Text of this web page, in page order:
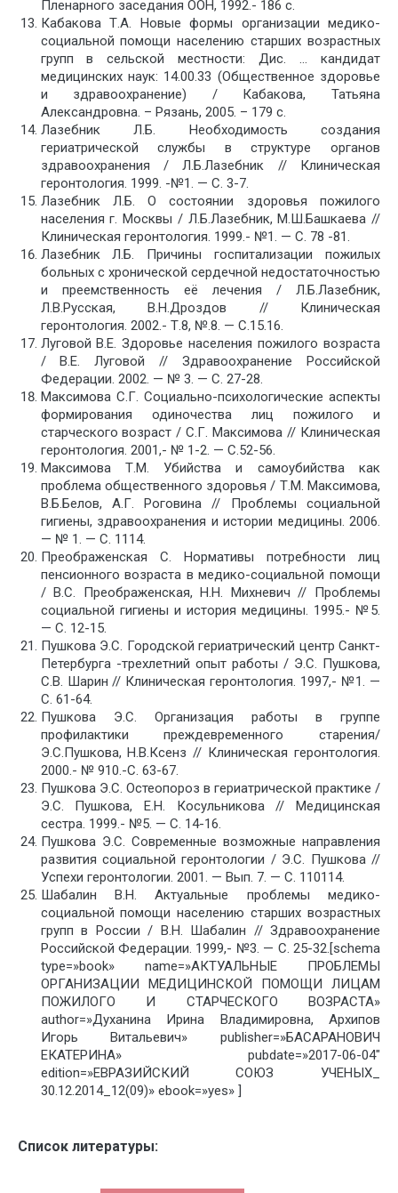
Пленарного заседания ООН, 1992.- 186 с.
Кабакова Т.А. Новые формы организации медико-
социальной помощи населению старших возрастных
групп в сельской местности: Дис. … кандидат
медицинских наук: 14.00.33 (Общественное здоровье
и здравоохранение) / Кабакова, Татьяна
Александровна. – Рязань, 2005. – 179 с.
Лазебник Л.Б. Необходимость создания
гериатрической службы в структуре органов
здравоохранения / Л.Б.Лазебник // Клиническая
геронтология. 1999. -№1. — С. 3-7.
Лазебник Л.Б. О состоянии здоровья пожилого
населения г. Москвы / Л.Б.Лазебник, М.Ш.Башкаева //
Клиническая геронтология. 1999.- №1. — С. 78 -81.
Лазебник Л.Б. Причины госпитализации пожилых
больных с хронической сердечной недостаточностью
и преемственность её лечения / Л.Б.Лазебник,
Л.В.Русская, В.Н.Дроздов // Клиническая
геронтология. 2002.- Т.8, №.8. — С.15.16.
Луговой В.Е. Здоровье населения пожилого возраста
/ В.Е. Луговой // Здравоохранение Российской
Федерации. 2002. — № 3. — С. 27-28.
Максимова С.Г. Социально-психологические аспекты
формирования одиночества лиц пожилого и
старческого возраст / С.Г. Максимова // Клиническая
геронтология. 2001,- № 1-2. — С.52-56.
Максимова Т.М. Убийства и самоубийства как
проблема общественного здоровья / Т.М. Максимова,
В.Б.Белов, А.Г. Роговина // Проблемы социальной
гигиены, здравоохранения и истории медицины. 2006.
— № 1. — С. 1114.
Преображенская C. Нормативы потребности лиц
пенсионного возраста в медико-социальной помощи
/ В.С. Преображенская, Н.Н. Михневич // Проблемы
социальной гигиены и история медицины. 1995.- №5.
— С. 12-15.
Пушкова Э.С. Городской гериатрический центр Санкт-
Петербурга -трехлетний опыт работы / Э.С. Пушкова,
С.В. Шарин // Клиническая геронтология. 1997,- №1. —
С. 61-64.
Пушкова Э.С. Организация работы в группе
профилактики преждевременного старения/
Э.С.Пушкова, Н.В.Ксенз // Клиническая геронтология.
2000.- № 910.-С. 63-67.
Пушкова Э.С. Остеопороз в гериатрической практике /
Э.С. Пушкова, Е.Н. Косульникова // Медицинская
сестра. 1999.- №5. — С. 14-16.
Пушкова Э.С. Современные возможные направления
развития социальной геронтологии / Э.С. Пушкова //
Успехи геронтологии. 2001. — Вып. 7. — С. 110114.
Шабалин В.Н. Актуальные проблемы медико-
социальной помощи населению старших возрастных
групп в России / В.Н. Шабалин // Здравоохранение
Российской Федерации. 1999,- №3. — С. 25-32.[schema
type=»book» name=»АКТУАЛЬНЫЕ ПРОБЛЕМЫ
ОРГАНИЗАЦИИ МЕДИЦИНСКОЙ ПОМОЩИ ЛИЦАМ
ПОЖИЛОГО И СТАРЧЕСКОГО ВОЗРАСТА»
author=»Духанина Ирина Владимировна, Архипов
Игорь Витальевич» publisher=»БАСАРАНОВИЧ
ЕКАТЕРИНА» pubdate=»2017-06-04″
edition=»ЕВРАЗИЙСКИЙ СОЮЗ УЧЕНЫХ_
30.12.2014_12(09)» ebook=»yes» ]
Список литературы: